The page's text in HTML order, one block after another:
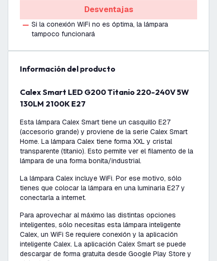
Desventajas
Si la conexión WiFi no es óptima, la lámpara
tampoco funcionará
información del producto
Calex Smart LED G200 Titanio 220-240V 5W
130LM 2100K E27
Esta lámpara Calex Smart tiene un casquillo E27
(accesorio grande) y proviene de la serie Calex Smart
Home. La lámpara Calex tiene forma XXL y cristal
transparente (titanio). Esto permite ver el filamento de la
lámpara de una forma bonita/industrial.
La lámpara Calex incluye WiFi. Por ese motivo, sólo
tienes que colocar la lámpara en una luminaria E27 y
conectarla a internet.
Para aprovechar al máximo las distintas opciones
inteligentes, sólo necesitas esta lámpara inteligente
Calex, un WiFi Se requiere conexión y la aplicación
inteligente Calex. La aplicación Calex Smart se puede
descargar de forma gratuita desde Google Play Store y